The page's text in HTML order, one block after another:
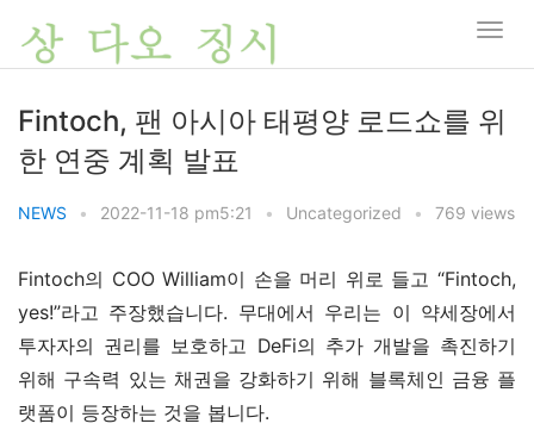
Fintoch, 팬 아시아 태평양 로드쇼를 위
한 연중 계획 발표
NEWS • 2022-11-18 pm5:21 • Uncategorized • 769 views
Fintoch의 COO William이 손을 머리 위로 들고 “Fintoch,
yes!”라고 주장했습니다. 무대에서 우리는 이 약세장에서
투자자의 권리를 보호하고 DeFi의 추가 개발을 촉진하기
위해 구속력 있는 채권을 강화하기 위해 블록체인 금융 플
랫폼이 등장하는 것을 봅니다.